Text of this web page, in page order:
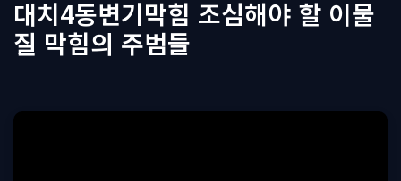
로
건
기
대치4동변기막힘 조심해야 할 이물
질 막힘의 주범들